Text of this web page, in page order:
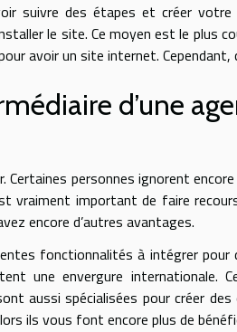
suivre des étapes et créer
le site. Ce moyen est le plus
avoir un site internet. Cependant,
d’une
personnes ignorent encore
vraiment important de faire
encore d’autres avantages.
fonctionnalités à intégrer pour
une envergure internationale.
aussi spécialisées pour créer
ils vous font encore plus de